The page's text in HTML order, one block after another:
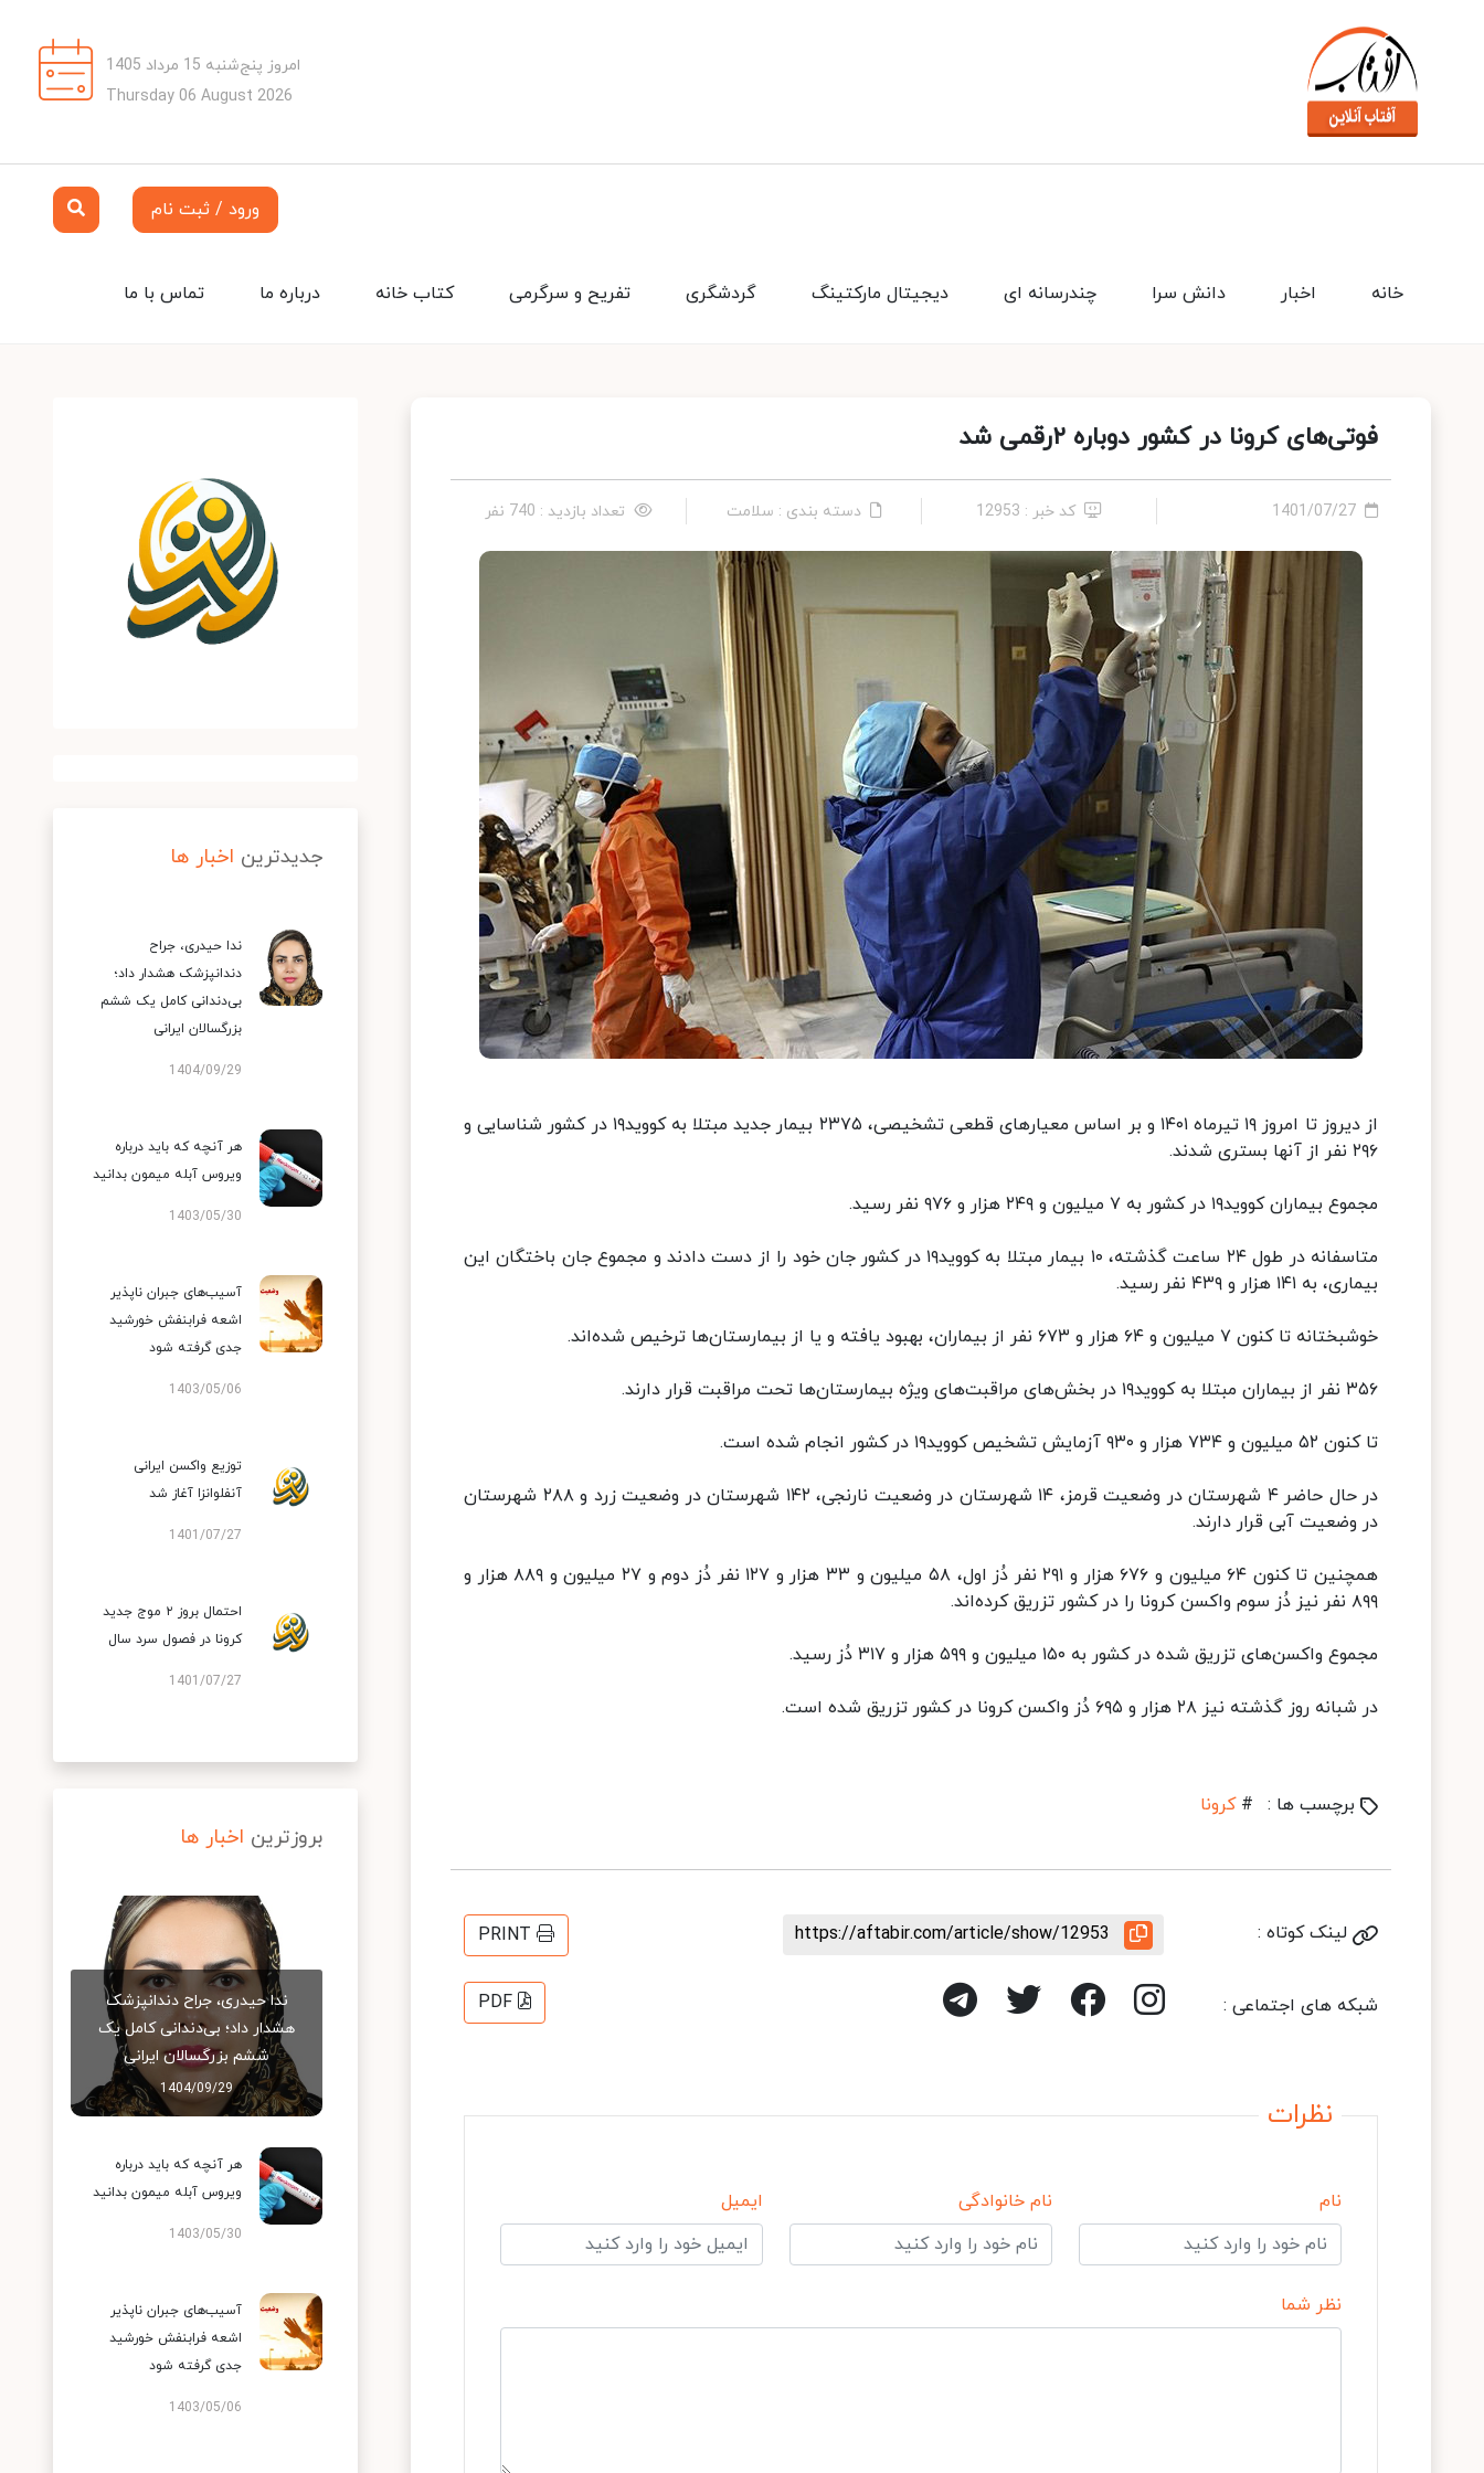
امروز پنج‌شنبه 15 مرداد 1405
Thursday 06 August 2026
ورود / ثبت نام
تماس با ما درباره ما کتاب خانه تفریح و سرگرمی گردشگری دیجیتال مارکتینگ چندرسانه ای دانش سرا اخبار خانه
فوتی‌های کرونا در کشور دوباره ۲رقمی شد
1401/07/27 کد خبر : 12953 دسته بندی : سلامت تعداد بازدید : 740 نفر
از دیروز تا امروز ۱۹ تیرماه ۱۴۰۱ و بر اساس معیارهای قطعی تشخیصی، ۲۳۷۵ بیمار جدید مبتلا به کووید۱۹ در کشور شناسایی و
۲۹۶ نفر از آنها بستری شدند.
مجموع بیماران کووید۱۹ در کشور به ۷ میلیون و ۲۴۹ هزار و ۹۷۶ نفر رسید.
متاسفانه در طول ۲۴ ساعت گذشته، ۱۰ بیمار مبتلا به کووید۱۹ در کشور جان خود را از دست دادند و مجموع جان باختگان این
بیماری، به ۱۴۱ هزار و ۴۳۹ نفر رسید.
خوشبختانه تا کنون ۷ میلیون و ۶۴ هزار و ۶۷۳ نفر از بیماران، بهبود یافته و یا از بیمارستان‌ها ترخیص شده‌اند.
۳۵۶ نفر از بیماران مبتلا به کووید۱۹ در بخش‌های مراقبت‌های ویژه بیمارستان‌ها تحت مراقبت قرار دارند.
تا کنون ۵۲ میلیون و ۷۳۴ هزار و ۹۳۰ آزمایش تشخیص کووید۱۹ در کشور انجام شده است.
در حال حاضر ۴ شهرستان در وضعیت قرمز، ۱۴ شهرستان در وضعیت نارنجی، ۱۴۲ شهرستان در وضعیت زرد و ۲۸۸ شهرستان
در وضعیت آبی قرار دارند.
همچنین تا کنون ۶۴ میلیون و ۶۷۶ هزار و ۲۹۱ نفر دُز اول، ۵۸ میلیون و ۳۳ هزار و ۱۲۷ نفر دُز دوم و ۲۷ میلیون و ۸۸۹ هزار و
۸۹۹ نفر نیز دُز سوم واکسن کرونا را در کشور تزریق کرده‌اند.
مجموع واکسن‌های تزریق شده در کشور به ۱۵۰ میلیون و ۵۹۹ هزار و ۳۱۷ دُز رسید.
در شبانه روز گذشته نیز ۲۸ هزار و ۶۹۵ دُز واکسن کرونا در کشور تزریق شده است.
برچسب ها : # کرونا
لینک کوتاه : https://aftabir.com/article/show/12953
PRINT
شبکه های اجتماعی : PDF
نظرات
نام نام خانوادگی ایمیل
نظر شما
جدیدترین اخبار ها
ندا حیدری، جراح
دندانپزشک هشدار داد؛
بی‌دندانی کامل یک ششم
بزرگسالان ایرانی
1404/09/29
هر آنچه که باید درباره
ویروس آبله میمون بدانید
1403/05/30
آسیب‌های جبران ناپذیر
اشعه فرابنفش خورشید
جدی گرفته شود
1403/05/06
توزیع واکسن ایرانی
آنفلوانزا آغاز شد
1401/07/27
احتمال بروز ۲ موج جدید
کرونا در فصول سرد سال
1401/07/27
بروزترین اخبار ها
ندا حیدری، جراح دندانپزشک
هشدار داد؛ بی‌دندانی کامل یک
ششم بزرگسالان ایرانی
1404/09/29
هر آنچه که باید درباره
ویروس آبله میمون بدانید
1403/05/30
آسیب‌های جبران ناپذیر
اشعه فرابنفش خورشید
جدی گرفته شود
1403/05/06